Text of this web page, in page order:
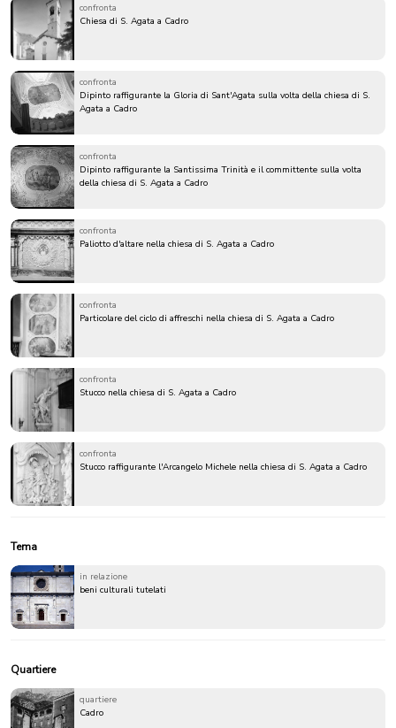
confronta
Chiesa di S. Agata a Cadro
confronta
Dipinto raffigurante la Gloria di Sant'Agata sulla volta della chiesa di S.
Agata a Cadro
confronta
Dipinto raffigurante la Santissima Trinità e il committente sulla volta
della chiesa di S. Agata a Cadro
confronta
Paliotto d'altare nella chiesa di S. Agata a Cadro
confronta
Particolare del ciclo di affreschi nella chiesa di S. Agata a Cadro
confronta
Stucco nella chiesa di S. Agata a Cadro
confronta
Stucco raffigurante l'Arcangelo Michele nella chiesa di S. Agata a Cadro
Tema
in relazione
beni culturali tutelati
Quartiere
quartiere
Cadro